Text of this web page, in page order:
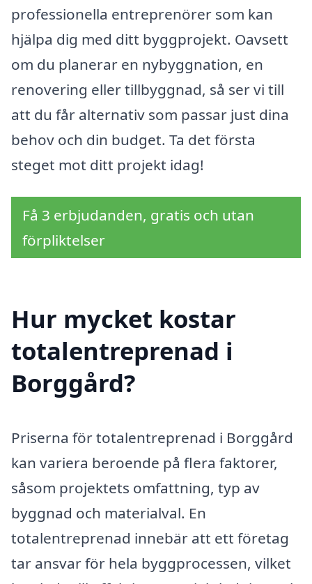
professionella entreprenörer som kan
hjälpa dig med ditt byggprojekt. Oavsett
om du planerar en nybyggnation, en
renovering eller tillbyggnad, så ser vi till
att du får alternativ som passar just dina
behov och din budget. Ta det första
steget mot ditt projekt idag!
Få 3 erbjudanden, gratis och utan
förpliktelser
Hur mycket kostar
totalentreprenad i
Borggård?
Priserna för totalentreprenad i Borggård
kan variera beroende på flera faktorer,
såsom projektets omfattning, typ av
byggnad och materialval. En
totalentreprenad innebär att ett företag
tar ansvar för hela byggprocessen, vilket